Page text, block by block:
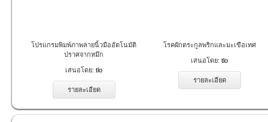
โปรแกรมพิมพ์ภาพลายนิ้วมืออัตโนมัติ
ปราศจากหมึก
เสนอโดย: tlo
รายละเอียด
โรคผักตระกูลพริกและมะเขือเทศ
เสนอโดย: tlo
รายละเอียด